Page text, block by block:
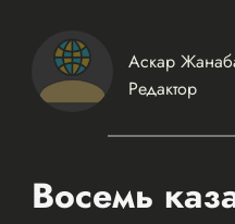
Аскар
Редактор
Восемь